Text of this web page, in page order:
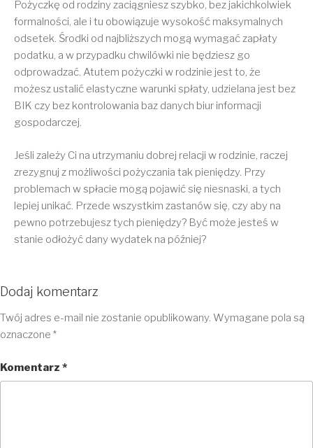
Pożyczkę od rodziny zaciągniesz szybko, bez jakichkolwiek
formalności, ale i tu obowiązuje wysokość maksymalnych
odsetek. Środki od najbliższych mogą wymagać zapłaty
podatku, a w przypadku chwilówki nie będziesz go
odprowadzać. Atutem pożyczki w rodzinie jest to, że
możesz ustalić elastyczne warunki spłaty, udzielana jest bez
BIK czy bez kontrolowania baz danych biur informacji
gospodarczej.
Jeśli zależy Ci na utrzymaniu dobrej relacji w rodzinie, raczej
zrezygnuj z możliwości pożyczania tak pieniędzy. Przy
problemach w spłacie mogą pojawić się niesnaski, a tych
lepiej unikać. Przede wszystkim zastanów się, czy aby na
pewno potrzebujesz tych pieniędzy? Być może jesteś w
stanie odłożyć dany wydatek na później?
Dodaj komentarz
Twój adres e-mail nie zostanie opublikowany. Wymagane pola są
oznaczone *
Komentarz *